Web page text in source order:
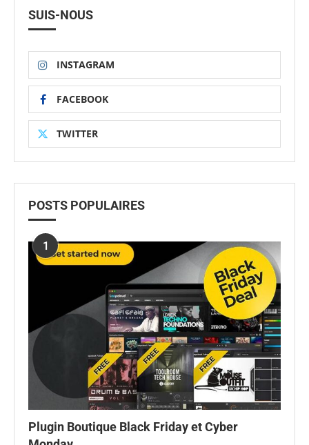
SUIS-NOUS
INSTAGRAM
FACEBOOK
TWITTER
POSTS POPULAIRES
1
Plugin Boutique Black Friday et Cyber